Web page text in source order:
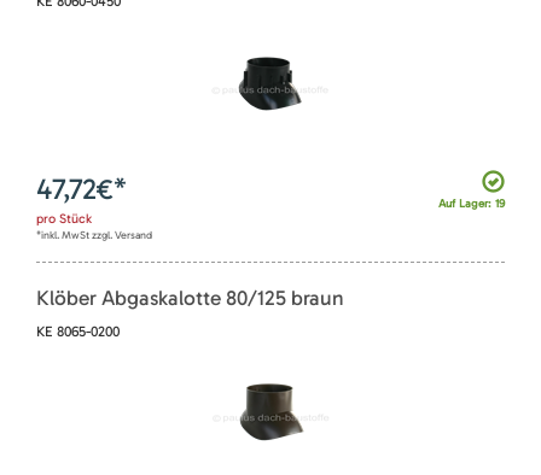
Auf Lager: 19
47,72€*
pro Stück
*inkl. MwSt zzgl. Versand
Klöber Abgaskalotte 80/125 braun
KE 8065-0200